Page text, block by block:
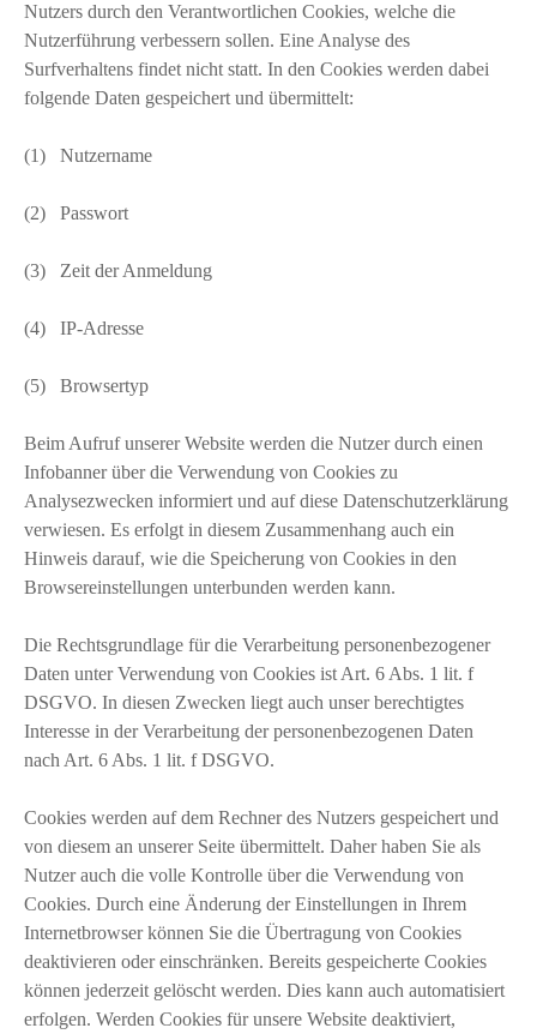
Nutzers durch den Verantwortlichen Cookies, welche die
Nutzerführung verbessern sollen. Eine Analyse des
Surfverhaltens findet nicht statt. In den Cookies werden dabei
folgende Daten gespeichert und übermittelt:
(1) Nutzername
(2) Passwort
(3) Zeit der Anmeldung
(4) IP-Adresse
(5) Browsertyp
Beim Aufruf unserer Website werden die Nutzer durch einen
Infobanner über die Verwendung von Cookies zu
Analysezwecken informiert und auf diese Datenschutzerklärung
verwiesen. Es erfolgt in diesem Zusammenhang auch ein
Hinweis darauf, wie die Speicherung von Cookies in den
Browsereinstellungen unterbunden werden kann.
Die Rechtsgrundlage für die Verarbeitung personenbezogener
Daten unter Verwendung von Cookies ist Art. 6 Abs. 1 lit. f
DSGVO. In diesen Zwecken liegt auch unser berechtigtes
Interesse in der Verarbeitung der personenbezogenen Daten
nach Art. 6 Abs. 1 lit. f DSGVO.
Cookies werden auf dem Rechner des Nutzers gespeichert und
von diesem an unserer Seite übermittelt. Daher haben Sie als
Nutzer auch die volle Kontrolle über die Verwendung von
Cookies. Durch eine Änderung der Einstellungen in Ihrem
Internetbrowser können Sie die Übertragung von Cookies
deaktivieren oder einschränken. Bereits gespeicherte Cookies
können jederzeit gelöscht werden. Dies kann auch automatisiert
erfolgen. Werden Cookies für unsere Website deaktiviert,